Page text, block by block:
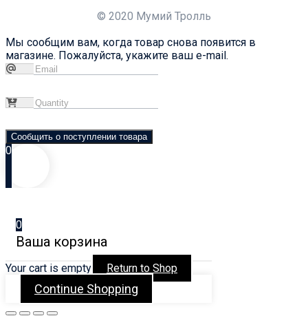
© 2020 Мумий Тролль
Мы сообщим вам, когда товар снова появится в
магазине. Пожалуйста, укажите ваш e-mail.
Сообщить о поступлении товара
0
0
Ваша корзина
Your cart is empty Return to Shop
Continue Shopping